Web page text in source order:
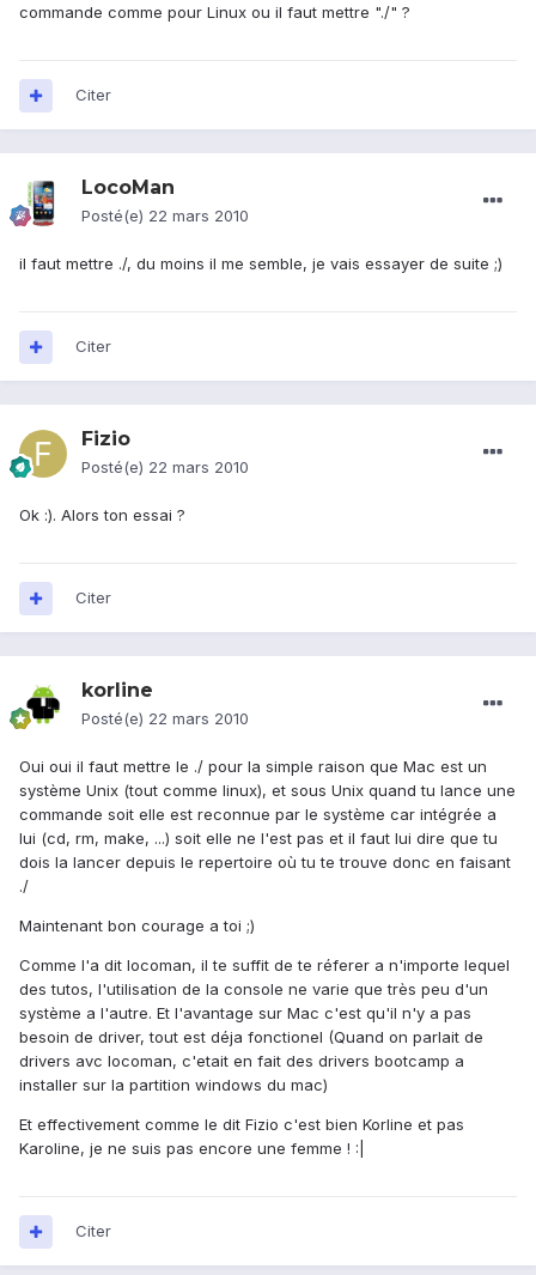
commande comme pour Linux ou il faut mettre "./" ?
Citer
LocoMan
Posté(e) 22 mars 2010
il faut mettre ./, du moins il me semble, je vais essayer de suite ;)
Citer
Fizio
Posté(e) 22 mars 2010
Ok :). Alors ton essai ?
Citer
korline
Posté(e) 22 mars 2010
Oui oui il faut mettre le ./ pour la simple raison que Mac est un
système Unix (tout comme linux), et sous Unix quand tu lance une
commande soit elle est reconnue par le système car intégrée a
lui (cd, rm, make, ...) soit elle ne l'est pas et il faut lui dire que tu
dois la lancer depuis le repertoire où tu te trouve donc en faisant
./
Maintenant bon courage a toi ;)
Comme l'a dit locoman, il te suffit de te réferer a n'importe lequel
des tutos, l'utilisation de la console ne varie que très peu d'un
système a l'autre. Et l'avantage sur Mac c'est qu'il n'y a pas
besoin de driver, tout est déja fonctionel (Quand on parlait de
drivers avc locoman, c'etait en fait des drivers bootcamp a
installer sur la partition windows du mac)
Et effectivement comme le dit Fizio c'est bien Korline et pas
Karoline, je ne suis pas encore une femme ! :|
Citer